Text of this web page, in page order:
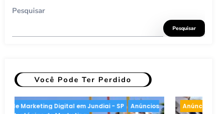
Pesquisar
Pesquisar
Você Pode Ter Perdido
Anúncios Online Estratégias de Marketing